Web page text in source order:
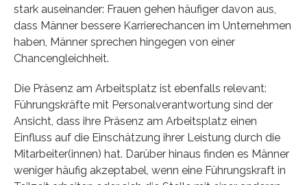
stark auseinander: Frauen gehen häufiger davon aus,
dass Männer bessere Karrierechancen im Unternehmen
haben, Männer sprechen hingegen von einer
Chancengleichheit.
Die Präsenz am Arbeitsplatz ist ebenfalls relevant:
Führungskräfte mit Personalverantwortung sind der
Ansicht, dass ihre Präsenz am Arbeitsplatz einen
Einfluss auf die Einschätzung ihrer Leistung durch die
Mitarbeiter(innen) hat. Darüber hinaus finden es Männer
weniger häufig akzeptabel, wenn eine Führungskraft in